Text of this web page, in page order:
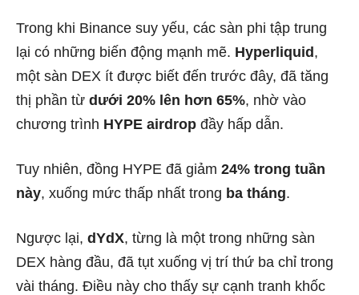
Trong khi Binance suy yếu, các sàn phi tập trung
lại có những biến động mạnh mẽ. Hyperliquid,
một sàn DEX ít được biết đến trước đây, đã tăng
thị phần từ dưới 20% lên hơn 65%, nhờ vào
chương trình HYPE airdrop đầy hấp dẫn.
Tuy nhiên, đồng HYPE đã giảm 24% trong tuần
này, xuống mức thấp nhất trong ba tháng.
Ngược lại, dYdX, từng là một trong những sàn
DEX hàng đầu, đã tụt xuống vị trí thứ ba chỉ trong
vài tháng. Điều này cho thấy sự cạnh tranh khốc